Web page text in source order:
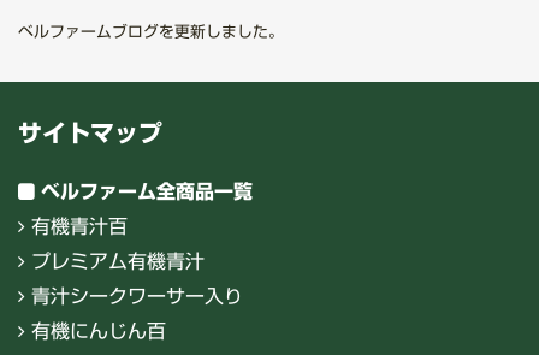
ベルファームブログを更新しました。
サイトマップ
ベルファーム全商品一覧
有機青汁百
プレミアム有機青汁
青汁シークワーサー入り
有機にんじん百